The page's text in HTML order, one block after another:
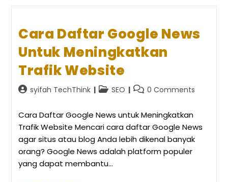
Lengkap
Untuk
Platform
Berita
Digital
Cara Daftar Google News
Untuk Meningkatkan
Trafik Website
Postsyifah TechThink
PostSEO
Post0 Comments
Cara Daftar Google News untuk Meningkatkan
Trafik Website Mencari cara daftar Google News
agar situs atau blog Anda lebih dikenal banyak
orang? Google News adalah platform populer
yang dapat membantu…